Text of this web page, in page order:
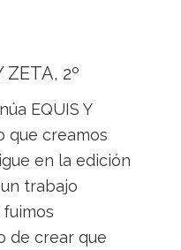
ZETA, 2º
EQUIS Y
que creamos
en la edición
trabajo
de crear que